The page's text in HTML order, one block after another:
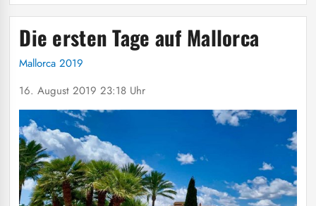
Die ersten Tage auf Mallorca
Mallorca 2019
16. August 2019 23:18 Uhr